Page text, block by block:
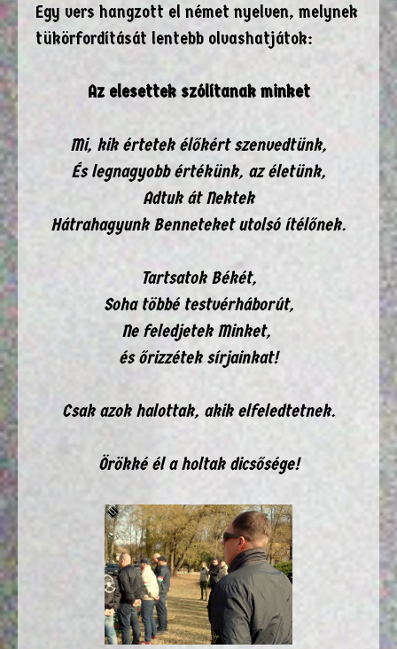
Egy vers hangzott el német nyelven, melynek
tükörfordítását lentebb olvashatjátok:
Az elesettek szólítanak minket
Mi, kik értetek élőkért szenvedtünk,
És legnagyobb értékünk, az életünk,
Adtuk át Nektek
Hátrahagyunk Benneteket utolsó ítélőnek.
Tartsatok Békét,
Soha többé testvérháborút,
Ne feledjetek Minket,
és őrizzétek sírjainkat!
Csak azok halottak, akik elfeledtetnek.
Örökké él a holtak dicsősége!